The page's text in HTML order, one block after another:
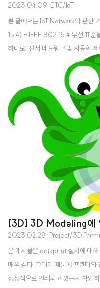
2023.04.09 ·ETC/IoT
본 글에서는 IoT Network와 관한
15.4) - IEEE 802.15.4 무선 표준
하나로, 센서 네트워크 및 자동화
택 및 네트워크 구성을 제공함. -
에서 작동함. - 네트워크는 Star,
대 65,000개의 노드를 지원함. -
스템, 홈 자동화, 센서 네트워크 등
저속도: 저전력 및 저속도 무선 통
며, 작은 배터리로..
[3D] 3D Modeling에
2023.02.28 ·Project/3D
본 게시물은 octoprint 설치에 대
매우 길다. 그러기 때문에 프린터
정상적으로 인쇄되고 있는지 확인